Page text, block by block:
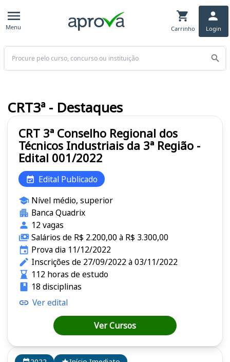
Menu Carrinho Login
Buscar
CRT 3ª Conselho Regional dos
Técnicos Industriais da 3ª Região -
Edital 001/2022
Edital Publicado
Nível médio, superior
Banca Quadrix
12 vagas
Salários de R$ 2.200,00 à R$ 3.300,00
Prova dia 11/12/2022
Inscrições de 27/09/2022 à 03/11/2022
112 horas de estudo
18 disciplinas
Ver edital
Ver Cursos
CRT3ª - Destaques